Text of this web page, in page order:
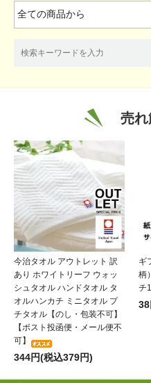
売
今治タオル アウトレット 訳
あり ホワイトリーフ ウォッ
シュタオル ハンドタオル タ
オルハンカチ ミニタオル プ
チタオル【のし・包装不可】
【ポスト投函便・メール便不
可】
344円(税込379円)
ギ
柄
チ